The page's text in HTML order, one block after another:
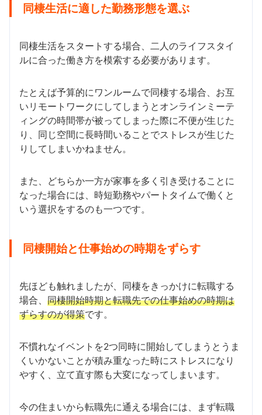
同棲生活に適した勤務形態を選ぶ
同棲生活をスタートする場合、二人のライフスタイ
ルに合った働き方を模索する必要があります。
たとえば予算的にワンルームで同棲する場合、お互
いリモートワークにしてしまうとオンラインミーテ
ィングの時間帯が被ってしまった際に不便が生じた
り、同じ空間に長時間いることでストレスが生じた
りしてしまいかねません。
また、どちらか一方が家事を多く引き受けることに
なった場合には、時短勤務やパートタイムで働くと
いう選択をするのも一つです。
同棲開始と仕事始めの時期をずらす
先ほども触れましたが、同棲をきっかけに転職する
場合、 同棲開始時期と転職先での仕事始めの時期は
ずらすのが得策です。
不慣れなイベントを2つ同時に開始してしまうとうま
くいかないことが積み重なった時にストレスになり
やすく、立て直す際も大変になってしまいます。
今の住まいから転職先に通える場合には、まず転職